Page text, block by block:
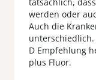
tatsächlich,
werden oder
Auch die
D Empfehlung
plus Fluor.